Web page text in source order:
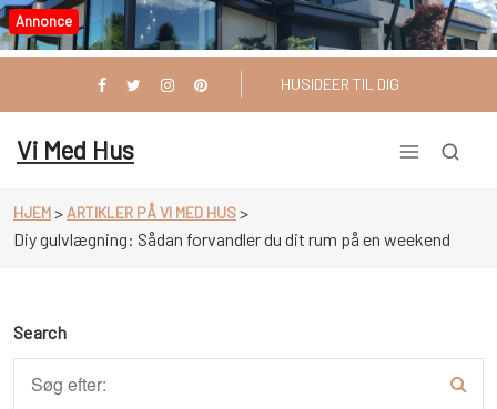
Videre
til
Annonce
HUSIDEER TIL DIG
Vi Med Hus
HJEM> ARTIKLER PÅ VI MED HUS>
Diy gulvlægning: Sådan forvandler du dit rum på en weekend
Search